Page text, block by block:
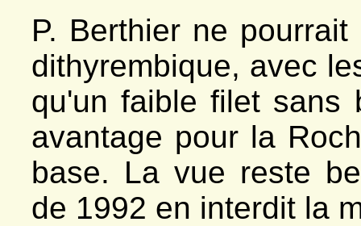
P. Berthier ne
dithyrembique, avec
qu'un faible filet sans
avantage pour la
base. La vue reste
de 1992 en interdit la